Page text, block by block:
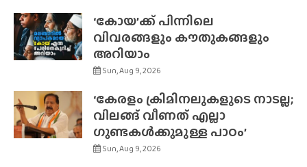
‘കോയ’ക്ക് പിന്നിലെ
വിവരങ്ങളും കൗതുകങ്ങളും
അറിയാം
Sun, Aug 9, 2026
‘കേരളം ക്രിമിനലുകളുടെ നാടല്ല;
വിലങ്ങ് വീണത് എല്ലാ
ഗുണ്ടകൾക്കുമുള്ള പാഠം’
Sun, Aug 9, 2026